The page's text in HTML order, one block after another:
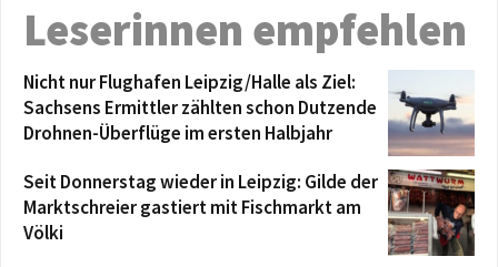
Leserinnen empfehlen
Nicht nur Flughafen Leipzig/Halle als Ziel:
Sachsens Ermittler zählten schon Dutzende
Drohnen-Überflüge im ersten Halbjahr
Seit Donnerstag wieder in Leipzig: Gilde der
Marktschreier gastiert mit Fischmarkt am
Völki